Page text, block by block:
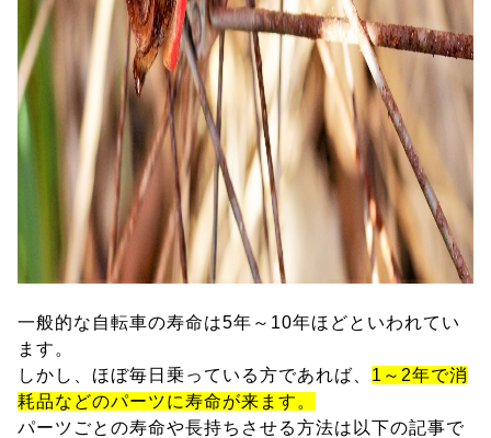
一般的な自転車の寿命は5年～10年ほどといわれてい
ます。
しかし、ほぼ毎日乗っている方であれば、 1～2年で消
耗品などのパーツに寿命が来ます。
パーツごとの寿命や長持ちさせる方法は以下の記事で